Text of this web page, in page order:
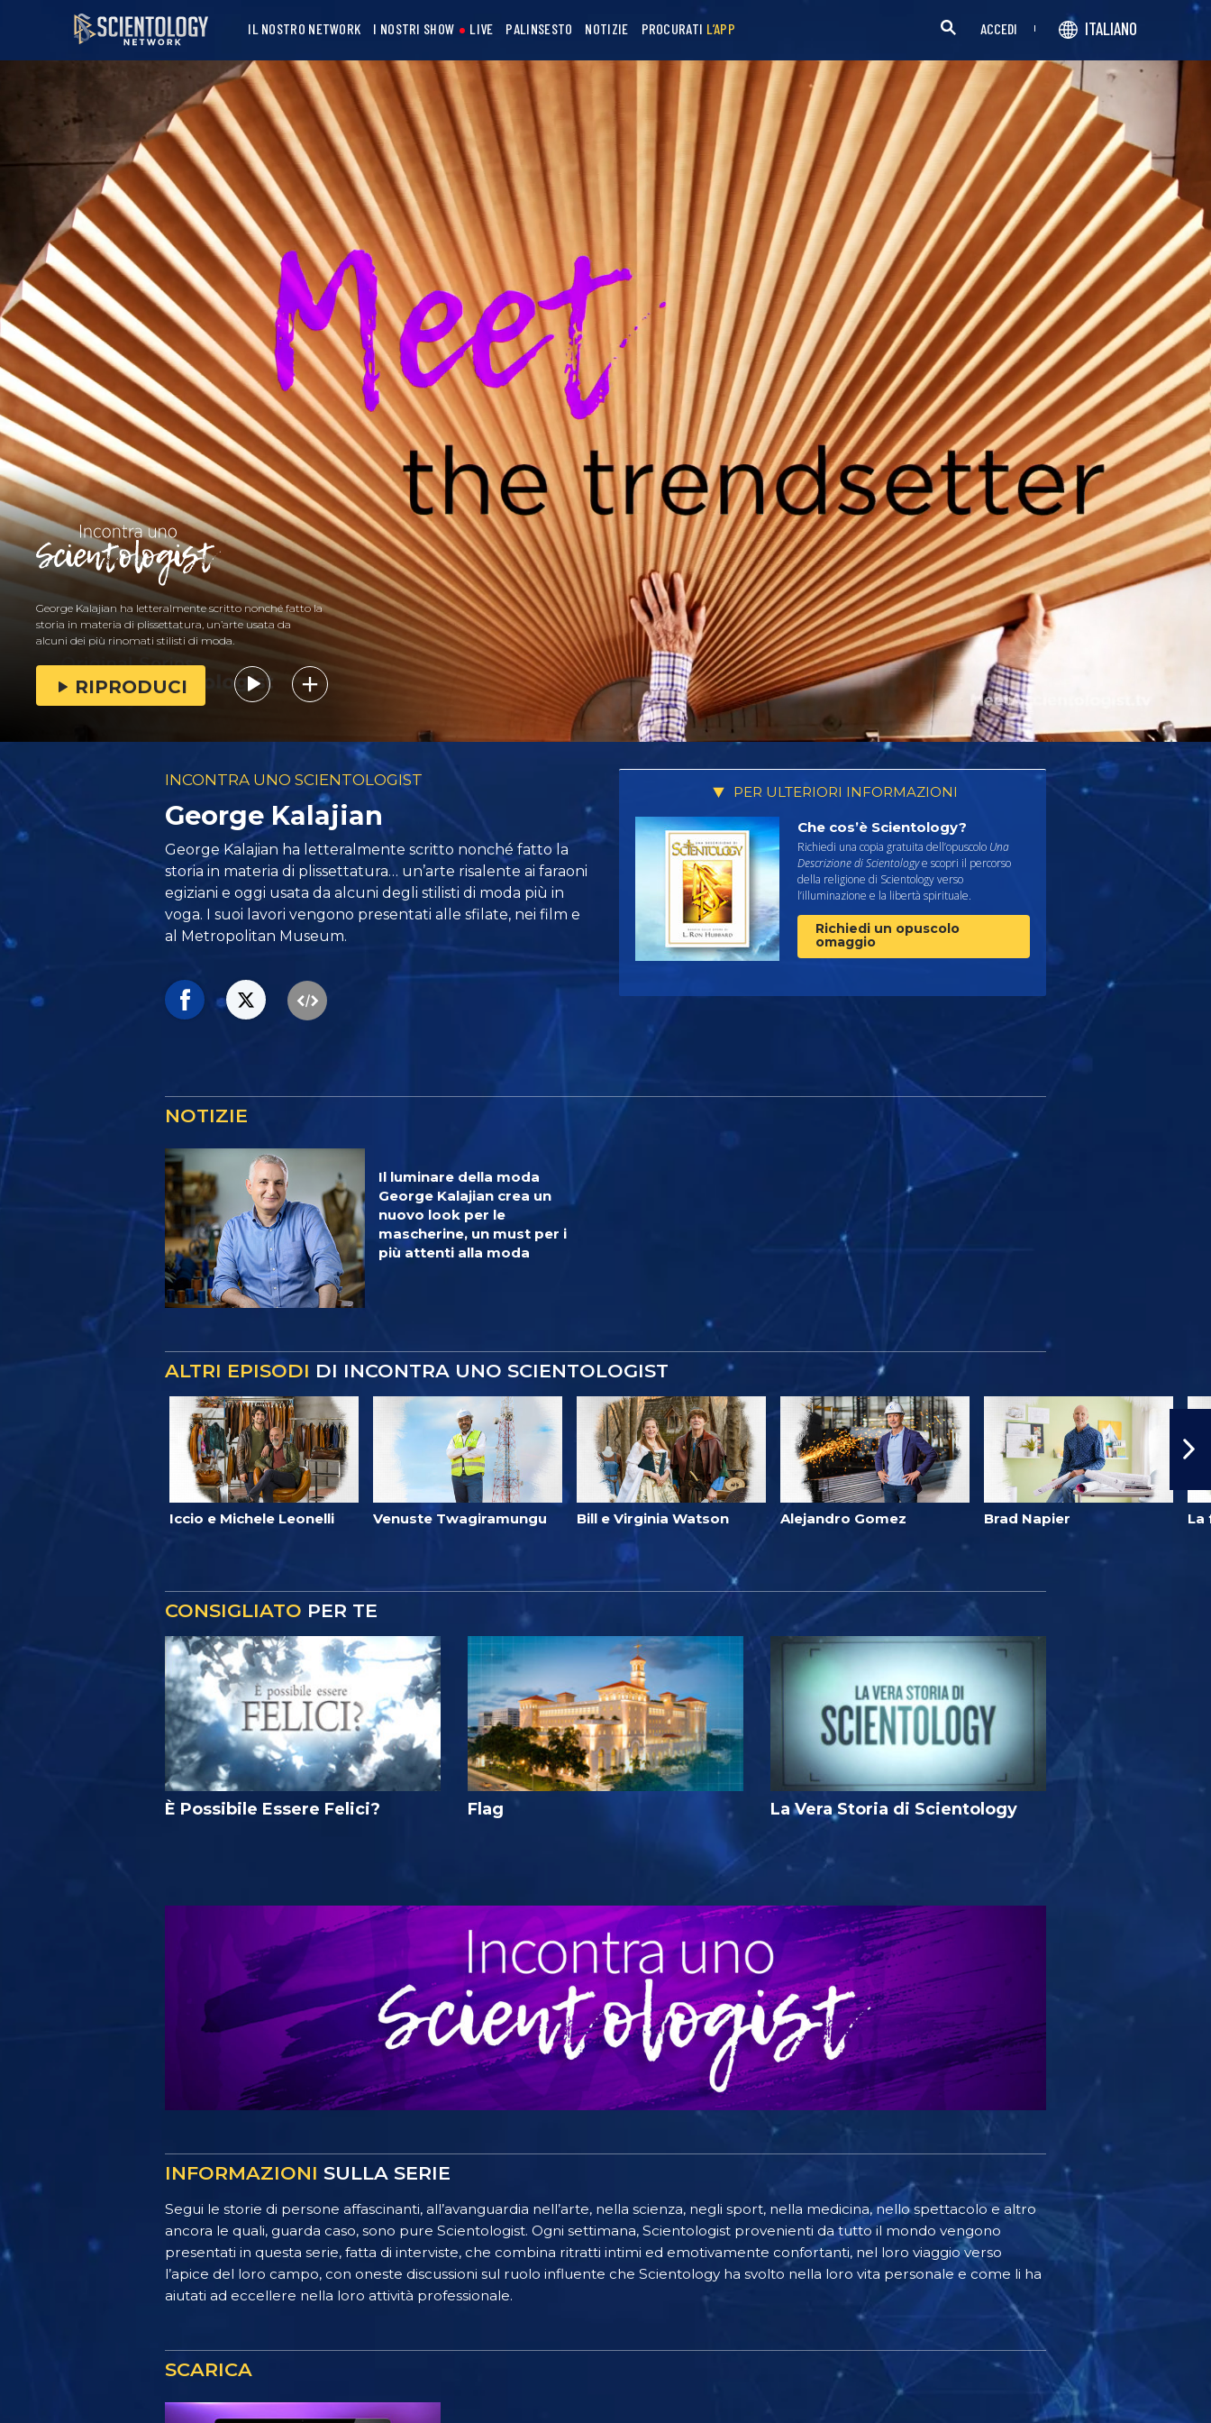
IL NOSTRO NETWORK I NOSTRI SHOW LIVE PALINSESTO NOTIZIE PROCURATI L’APP ACCEDI ITALIANO
George Kalajian ha letteralmente scritto nonché fatto la
storia in materia di plissettatura, un’arte usata da
alcuni dei più rinomati stilisti di moda.
RIPRODUCI
INCONTRA UNO SCIENTOLOGIST
George Kalajian
George Kalajian ha letteralmente scritto nonché fatto la
storia in materia di plissettatura… un’arte risalente ai faraoni
egiziani e oggi usata da alcuni degli stilisti di moda più in
voga. I suoi lavori vengono presentati alle sfilate, nei film e
al Metropolitan Museum.
PER ULTERIORI INFORMAZIONI
Che cos’è Scientology?
Richiedi una copia gratuita dell’opuscolo Una
Descrizione di Scientologye scopri il percorso
della religione di Scientology verso
l’illuminazione e la libertà spirituale.
Richiedi un opuscolo
omaggio
NOTIZIE
Il luminare della moda
George Kalajian crea un
nuovo look per le
mascherine, un must per i
più attenti alla moda
ALTRI EPISODI DI INCONTRA UNO SCIENTOLOGIST
Iccio e Michele Leonelli Venuste Twagiramungu Bill e Virginia Watson Alejandro Gomez Brad Napier La
CONSIGLIATO PER TE
È Possibile Essere Felici? Flag La Vera Storia di Scientology
INFORMAZIONI SULLA SERIE
Segui le storie di persone affascinanti, all’avanguardia nell’arte, nella scienza, negli sport, nella medicina, nello spettacolo e altro
ancora le quali, guarda caso, sono pure Scientologist. Ogni settimana, Scientologist provenienti da tutto il mondo vengono
presentati in questa serie, fatta di interviste, che combina ritratti intimi ed emotivamente confortanti, nel loro viaggio verso
l’apice del loro campo, con oneste discussioni sul ruolo influente che Scientology ha svolto nella loro vita personale e come li ha
aiutati ad eccellere nella loro attività professionale.
SCARICA